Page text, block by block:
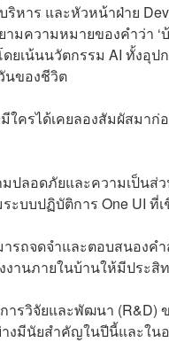
หาร และหัวหน้าฝ่าย
มความหมายของคำว่า
เน้นนวัตกรรม AI ทั้งอุ
นของชีวิต
ใครได้เคยลองสัมผัสมา
ลอดภัยและความเป็นส่
บบปฏิบัติการ One UI
ารถจดจำและตอบสนอง
งานภายในบ้านให้มีประ
รวิจัยและพัฒนา (R&D)
งมีนัยสำคัญในปีนี้และใน